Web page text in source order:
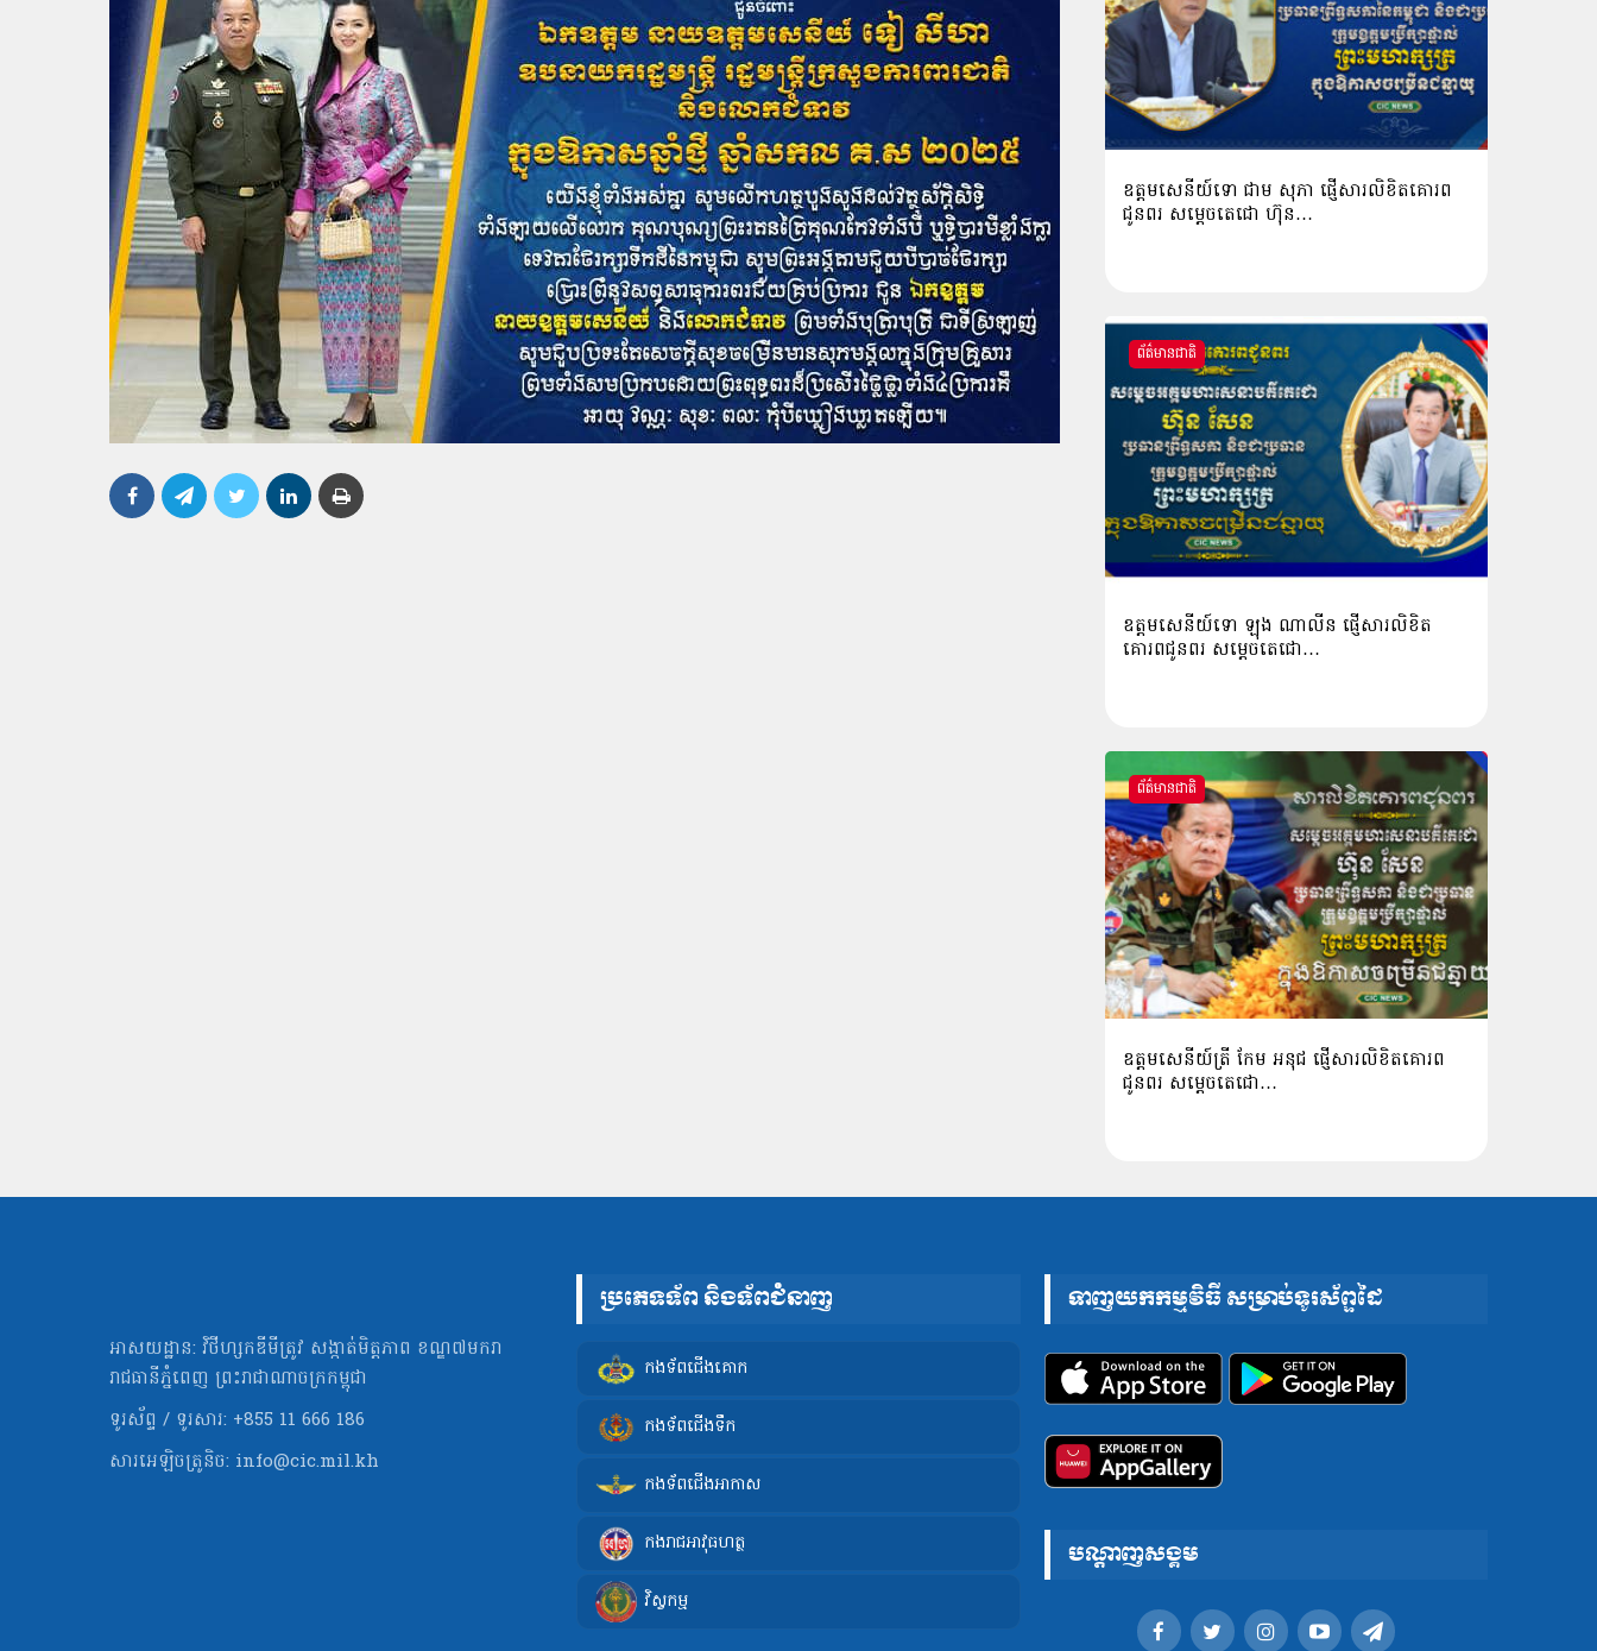
ឧត្តមសេនីយ៍ទោ ជាម សុភា ផ្ញើសារលិខិតគោរព
ជូនពរ សម្ដេចតេជោ ហ៊ុន…
ព័ត៌មានជាតិ
ឧត្ដមសេនីយ៍ទោ ឡុង ណាលីន ផ្ញើសារលិខិត
គោរពជូនពរ សម្ដេចតេជោ…
ព័ត៌មានជាតិ
ឧត្តមសេនីយ៍ត្រី កែម អនុជ ផ្ញើសារលិខិតគោរព
ជូនពរ សម្ដេចតេជោ…
អាសយដ្ឋាន: វិថីហ្សកឌីមីត្រូវ សង្កាត់មិត្ដភាព ខណ្ឌ៧មករា
រាជធានីភ្នំពេញ ព្រះរាជាណាចក្រកម្ពុជា
ទូរស័ព្ទ / ទូរសារ: +855 11 666 186
សារអេឡិចត្រូនិច: info@cic.mil.kh
ប្រភេទទ័ព និងទ័ពជំនាញ
កងទ័ពជើងគោក
កងទ័ពជើងទឹក
កងទ័ពជើងអាកាស
កងរាជអាវុធហត្ថ
វិស្វកម្ម
ទាញយកកម្មវិធី សម្រាប់ទូរស័ព្ទដៃ
បណ្តាញសង្គម